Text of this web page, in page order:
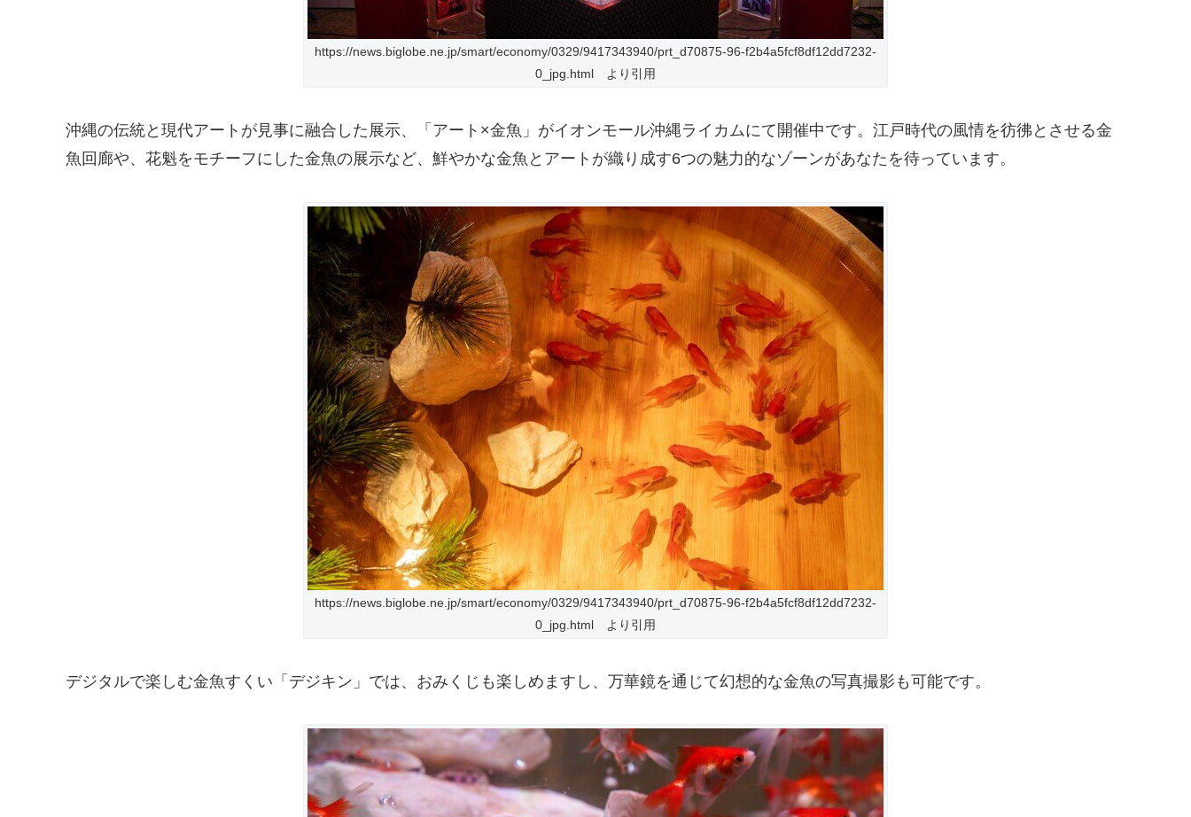
https://news.biglobe.ne.jp/smart/economy/0329/9417343940/prt_d70875-96-f2b4a5fcf8df12dd7232-
0_jpg.html より引用
沖縄の伝統と現代アートが見事に融合した展示、「アート×金魚」がイオンモール沖縄ライカムにて開催中です。江戸時代の風情を彷彿とさせる金
魚回廊や、花魁をモチーフにした金魚の展示など、鮮やかな金魚とアートが織り成す6つの魅力的なゾーンがあなたを待っています。
https://news.biglobe.ne.jp/smart/economy/0329/9417343940/prt_d70875-96-f2b4a5fcf8df12dd7232-
0_jpg.html より引用
デジタルで楽しむ金魚すくい「デジキン」では、おみくじも楽しめますし、万華鏡を通じて幻想的な金魚の写真撮影も可能です。